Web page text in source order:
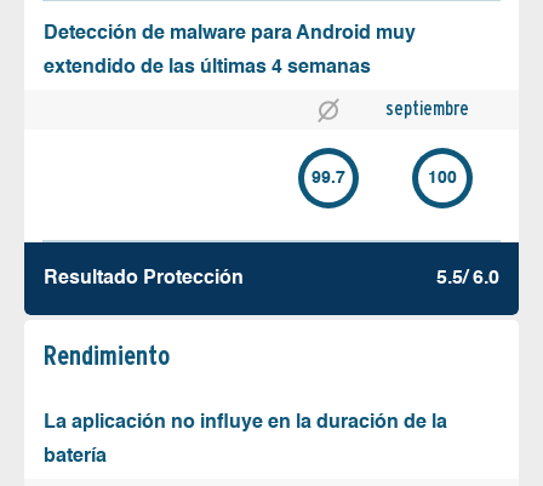
Detección de malware para Android muy
extendido de las últimas 4 semanas
septiembre
99.7 100
Resultado Protección 5.5/ 6.0
Rendimiento
La aplicación no influye en la duración de la
batería